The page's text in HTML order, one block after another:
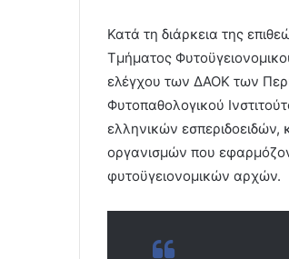
Κατά τη διάρκεια της
Τμήματος
ελέγχου των ΔΑΟΚ των
Φυτοπαθολογικού
ελληνικών εσπεριδοειδών,
οργανισμών που
φυτοϋγειονομικών αρχών.